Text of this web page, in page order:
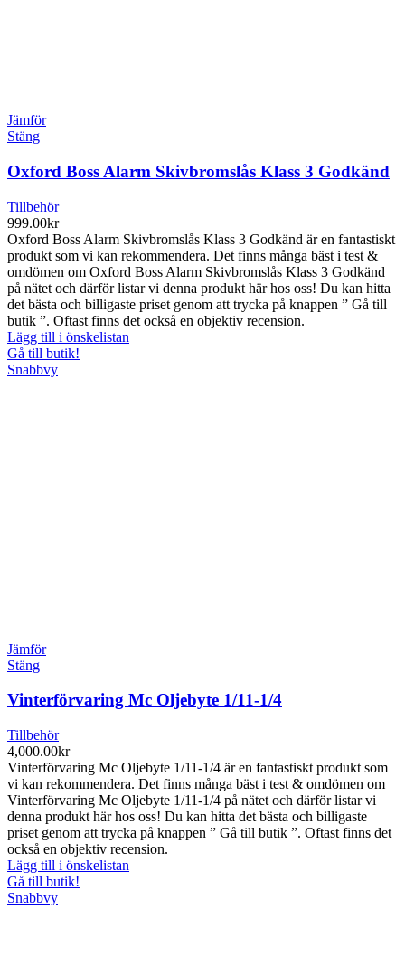
Jämför
Stäng
Oxford Boss Alarm Skivbromslås Klass 3 Godkänd
Tillbehör
999.00kr
Oxford Boss Alarm Skivbromslås Klass 3 Godkänd är en fantastiskt
produkt som vi kan rekommendera. Det finns många bäst i test &
omdömen om Oxford Boss Alarm Skivbromslås Klass 3 Godkänd
på nätet och därför listar vi denna produkt här hos oss! Du kan hitta
det bästa och billigaste priset genom att trycka på knappen ” Gå till
butik ”. Oftast finns det också en objektiv recension.
Lägg till i önskelistan
Gå till butik!
Snabbvy
Jämför
Stäng
Vinterförvaring Mc Oljebyte 1/11-1/4
Tillbehör
4,000.00kr
Vinterförvaring Mc Oljebyte 1/11-1/4 är en fantastiskt produkt som
vi kan rekommendera. Det finns många bäst i test & omdömen om
Vinterförvaring Mc Oljebyte 1/11-1/4 på nätet och därför listar vi
denna produkt här hos oss! Du kan hitta det bästa och billigaste
priset genom att trycka på knappen ” Gå till butik ”. Oftast finns det
också en objektiv recension.
Lägg till i önskelistan
Gå till butik!
Snabbvy